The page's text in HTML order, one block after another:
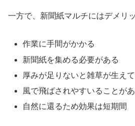
一方で、新聞紙マルチにはデメリ
作業に手間がかかる
新聞紙を集める必要がある
厚みが足りないと雑草が生え
風で飛ばされやすいることが
自然に還るため効果は短期間